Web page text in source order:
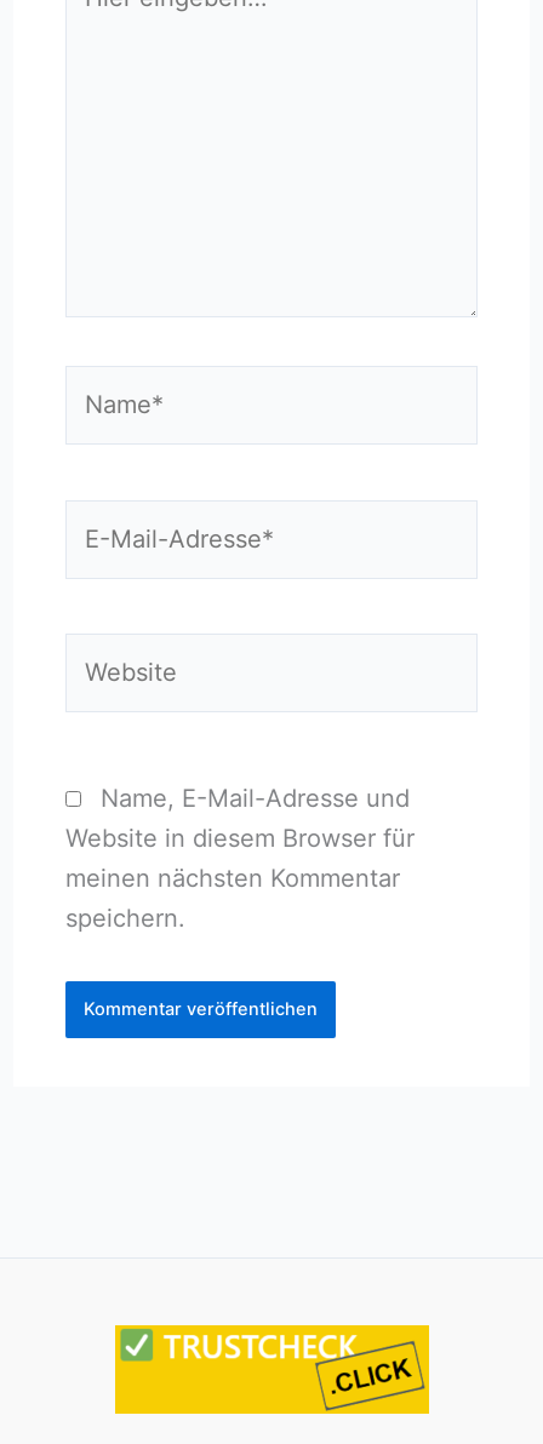
eingeben…
Name, E-Mail-Adresse und
Website in diesem Browser für
meinen nächsten Kommentar
speichern.